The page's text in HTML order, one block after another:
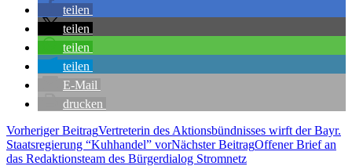
tei­len
tei­len
tei­len
tei­len
E‑Mail
dru­cken
Beitragsnavigation
Vorheriger BeitragVer­tre­te­rin des Akti­ons­bünd­nis­ses wirft der Bayr.
Staats­re­gie­rung “Kuh­han­del” vorNächster BeitragOffe­ner Brief an
das Redak­ti­ons­team des Bür­ger­dia­log Stromnetz